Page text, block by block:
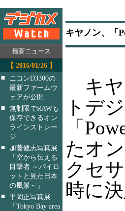
最新ニュース
【 2016/01/26 】
■
ニコンD3300の
最新ファームウ
ェアが公開
■ 無制限でRAWも
保存できるオン
ラインストレー
ジ
■
加藤健志写真展
「空から伝える
目撃者 ～パイロ
ットと見た日本
の風景～」
■ 平岡正写真展
「Tokyo Bay area
キヤノン、「
キヤ
トデ
「
たオ
クセ
時に決